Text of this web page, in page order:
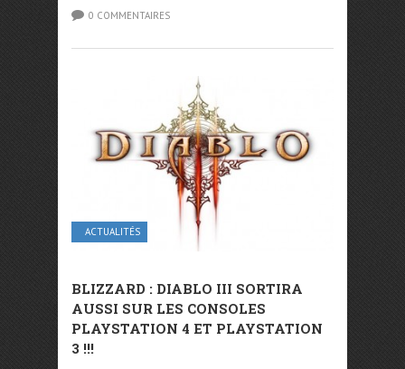
0 COMMENTAIRES
ACTUALITÉS
BLIZZARD : DIABLO III SORTIRA
AUSSI SUR LES CONSOLES
PLAYSTATION 4 ET PLAYSTATION
3 !!!